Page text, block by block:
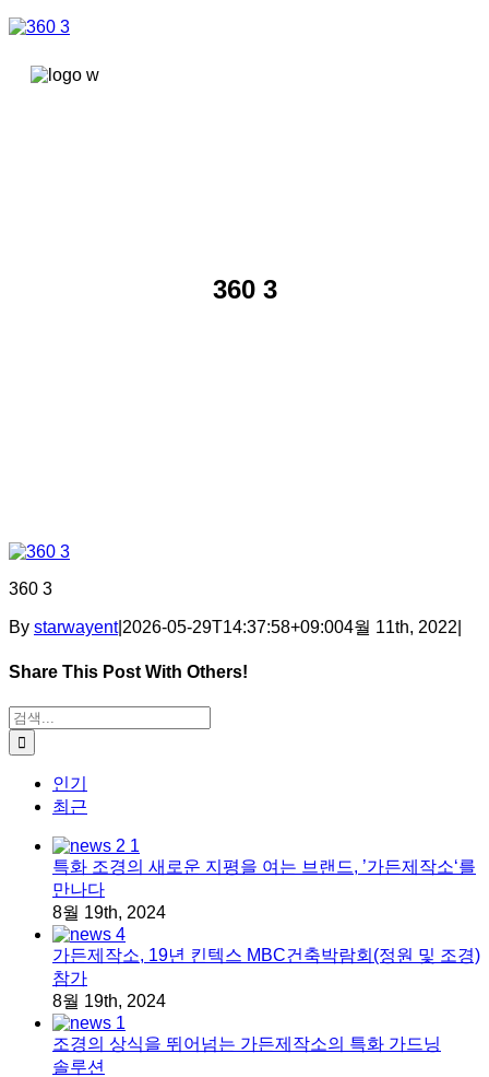
콘텐츠로
360 3
360 3
By starwayent| 2026-05-29T14:37:58+09:004월 11th, 2022
Share This Post With Others!
Facebook
X
Tumblr
Pinterest
이메일
검색:
인기
최근
특화 조경의 새로운 지평을 여는 브랜드, ’가든제작소‘를
만나다
8월 19th, 2024
가든제작소, 19년 킨텍스 MBC건축박람회(정원 및 조경)
참가
8월 19th, 2024
조경의 상식을 뛰어넘는 가든제작소의 특화 가드닝
솔루션